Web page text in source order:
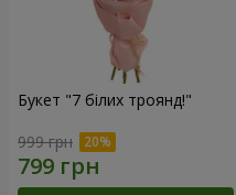
Букет "7 білих троянд!"
999 грн